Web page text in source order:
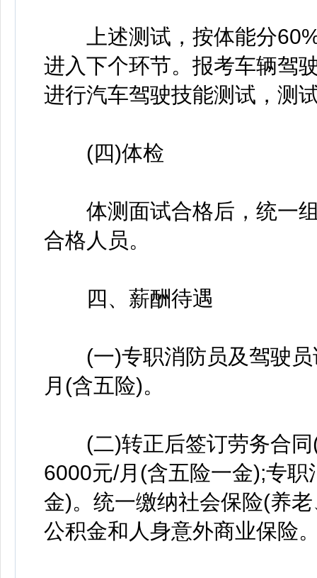
上述测试，按体能分
进入下个环节。报考车辆驾
进行汽车驾驶技能测试，测
(四)体检
体测面试合格后，统一组
合格人员。
四、薪酬待遇
(一)专职消防员及驾驶员
月(含五险)。
(二)转正后签订劳务合同(
6000元/月(含五险一金);专
金)。统一缴纳社会保险(养
公积金和人身意外商业保险